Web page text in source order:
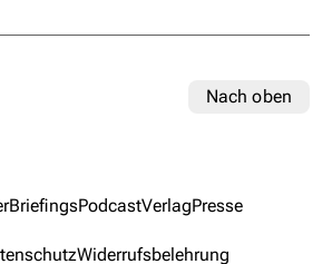
Nach oben
BriefingsPodcastVerlagPresse
Widerrufsbelehrung